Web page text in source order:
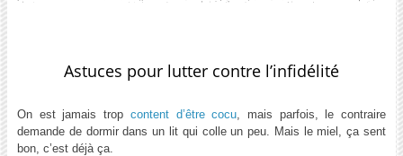
Astuces pour lutter contre l’infidélité
On est jamais trop content d’être cocu, mais parfois, le contraire
demande de dormir dans un lit qui colle un peu. Mais le miel, ça sent
bon, c’est déjà ça.